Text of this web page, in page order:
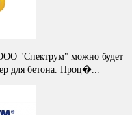
"Спектрум" можно будет
для бетона. Проц�...